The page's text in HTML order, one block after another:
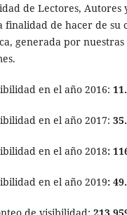
de Lectores,
finalidad de hacer de
generada por
en el año 2016:
en el año 2017:
en el año 2018:
en el año 2019: